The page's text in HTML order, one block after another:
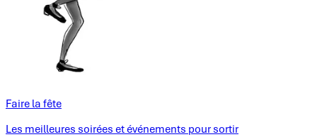
Faire la fête
Les meilleures soirées et événements pour sortir